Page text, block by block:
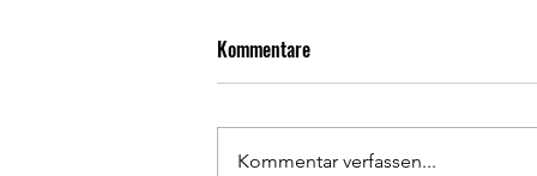
Kommentare
Kommentar verfassen...